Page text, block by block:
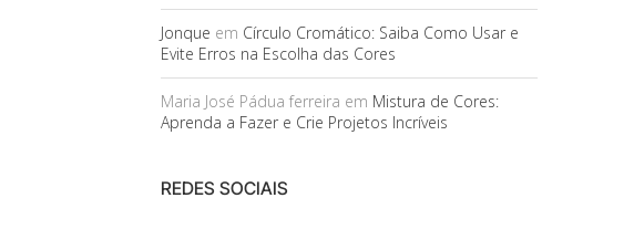
Jonque em Círculo Cromático: Saiba Como Usar e
Evite Erros na Escolha das Cores
Maria José Pádua ferreira em Mistura de Cores:
Aprenda a Fazer e Crie Projetos Incríveis
REDES SOCIAIS